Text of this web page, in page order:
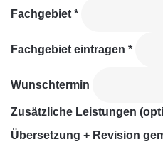
Fachgebiet *
Fachgebiet eintragen *
Wunschtermin
Zusätzliche Leistungen
Übersetzung + Revision